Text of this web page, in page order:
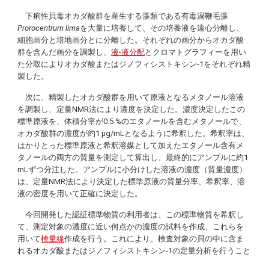
下痢性貝毒オカダ酸群を産生する藻類である有毒渦鞭毛藻
Prorocentrum limaを大量に培養して、その培養液を遠心分離し、
細胞画分と培地画分とに分離した。それぞれの画分からオカダ酸
群を含んだ画分を調製し、液-液分配とクロマトグラフィーを用い
た分取によりオカダ酸またはジノフィシストキシン-1をそれぞれ精
製した。
次に、精製したオカダ酸群を用いて原液となるメタノール溶液
を調製し、定量NMR法により濃度を決定した。濃度決定したこの
標準原液を、体積分率が0.5 %のエタノールを含むメタノールで、
オカダ酸群の濃度が約1 µg/mLとなるように希釈した。希釈率は、
はかりとった標準原液と希釈溶媒として加えたエタノール含有メ
タノールの両方の質量を測定して算出し、最終的にアンプルに約1
mLずつ分注した。アンプルに小分けした溶液の濃度（質量濃度）
は、定量NMR法により決定した標準原液の質量分率、希釈率、溶
液の密度を用いて正確に決定した。
今回開発した認証標準物質の利用者は、この標準物質を希釈し
て、測定対象の濃度に近い何点かの濃度の試料を作成、これらを
用いて検量線作成を行う。これにより、検査対象の貝の中に含ま
れるオカダ酸またはジノフィシストキシン-1の定量分析を行うこと